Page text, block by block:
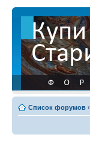
Список форумов ‹